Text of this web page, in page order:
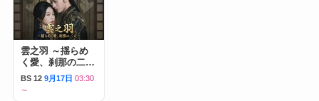
雲之羽 ～揺らめ
く愛、刹那の二人
～
BS 12 9月17日 03:30
～